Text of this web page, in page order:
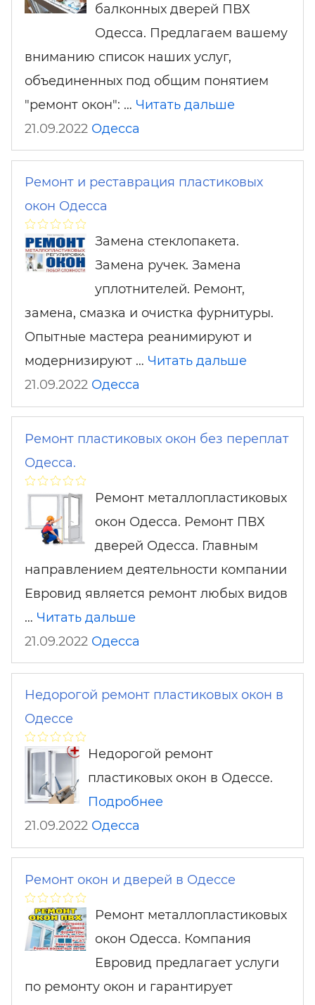
балконных дверей ПВХ
Одесса. Предлагаем вашему
вниманию список наших услуг,
объединенных под общим понятием
"ремонт окон": … Читать дальше
21.09.2022 Одесса
Ремонт и реставрация пластиковых
окон Одесса
Замена стеклопакета.
Замена ручек. Замена
уплотнителей. Ремонт,
замена, смазка и очистка фурнитуры.
Опытные мастера реанимируют и
модернизируют … Читать дальше
21.09.2022 Одесса
Ремонт пластиковых окон без переплат
Одесса.
Ремонт металлопластиковых
окон Одесса. Ремонт ПВХ
дверей Одесса. Главным
направлением деятельности компании
Евровид является ремонт любых видов
… Читать дальше
21.09.2022 Одесса
Недорогой ремонт пластиковых окон в
Одессе
Недорогой ремонт
пластиковых окон в Одессе.
Подробнее
21.09.2022 Одесса
Ремонт окон и дверей в Одессе
Ремонт металлопластиковых
окон Одесса. Компания
Евровид предлагает услуги
по ремонту окон и гарантирует